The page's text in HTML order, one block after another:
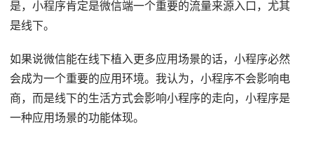
是，小程序肯定是微信端一个重要的流量来源入口，尤其
是线下。
如果说微信能在线下植入更多应用场景的话，小程序必然
会成为一个重要的应用环境。我认为，小程序不会影响电
商，而是线下的生活方式会影响小程序的走向，小程序是
一种应用场景的功能体现。